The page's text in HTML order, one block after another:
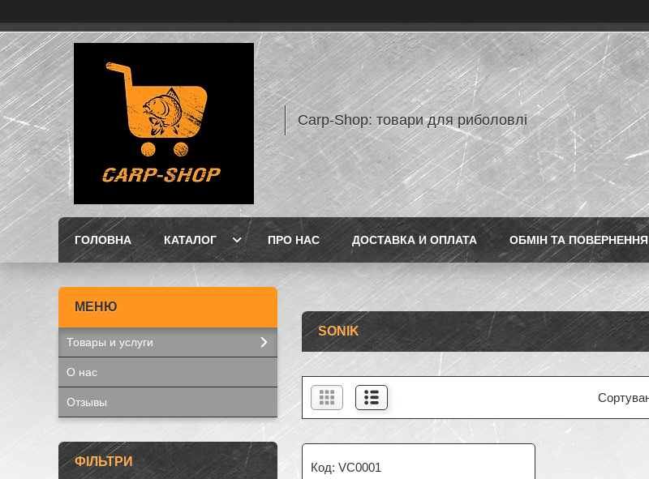
Carp-Shop: товари для риболовлі
ГОЛОВНА КАТАЛОГ ПРО НАС ДОСТАВКА И ОПЛАТА ОБМІН ТА ПОВЕРНЕННЯ
SONIK
VC0001
Товары и услуги
О нас
Отзывы
ФІЛЬТРИ